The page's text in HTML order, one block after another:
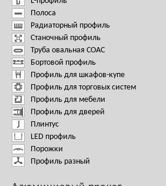
Полоса
Радиаторный профиль
Станочный профиль
Труба овальная СОАС
Бортовой профиль
Профиль для шкафов-купе
Профиль для торговых систем
Профиль для мебели
Профиль для дверей
Плинтус
LED профиль
Порожки
Профиль разный